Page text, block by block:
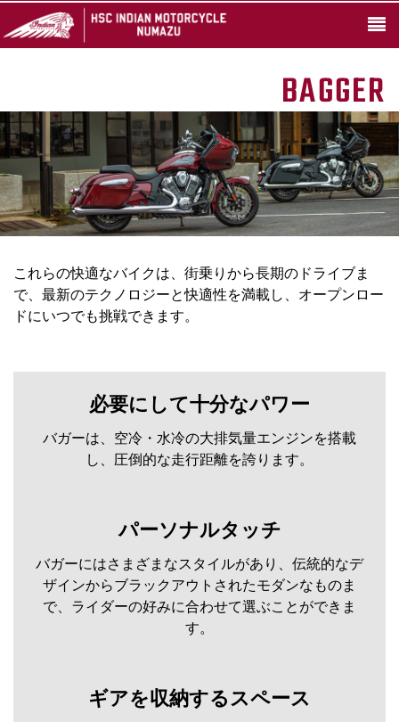
BAGGER
これらの快適なバイクは、街乗りから長期のドライブま
で、最新のテクノロジーと快適性を満載し、オープンロー
ドにいつでも挑戦できます。
必要にして十分なパワー
バガーは、空冷・水冷の大排気量エンジンを搭載
し、圧倒的な走行距離を誇ります。
パーソナルタッチ
バガーにはさまざまなスタイルがあり、伝統的なデ
ザインからブラックアウトされたモダンなものま
で、ライダーの好みに合わせて選ぶことができま
す。
ギアを収納するスペース